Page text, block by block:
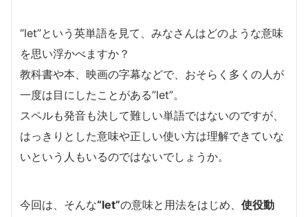
“let”という英単語を見て、みなさんはどのような意味
を思い浮かべますか？
教科書や本、映画の字幕などで、おそらく多くの人が
一度は目にしたことがある”let”。
スペルも発音も決して難しい単語ではないのですが、
はっきりとした意味や正しい使い方は理解できていな
いという人もいるのではないでしょうか。
今回は、そんな“let”の意味と用法をはじめ、 使役動